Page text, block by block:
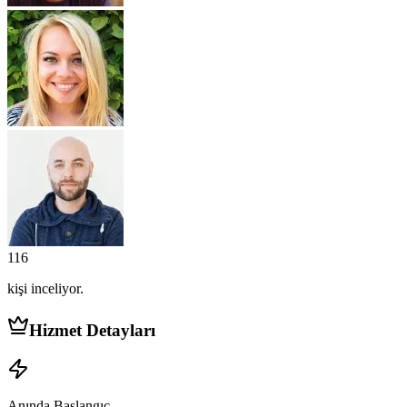
116
kişi inceliyor.
Hizmet Detayları